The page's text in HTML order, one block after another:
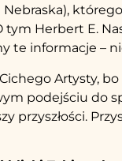
tym Herbert E.
te informacje –
Artysty,
podejściu do
przyszłości.